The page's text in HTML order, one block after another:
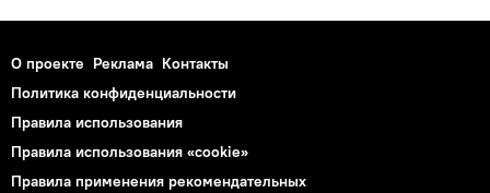
О проекте Реклама Контакты
Политика конфиденциальности
Правила использования
Правила использования «cookie»
Правила применения рекомендательных